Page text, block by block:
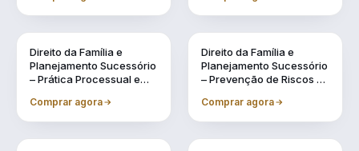
Direito da Família e
Planejamento Sucessório
– Prática Processual e
Sucessão, Inventários e
Testamentos
Comprar agora
Direito da Família e
Planejamento Sucessório
– Prevenção de Riscos na
Lavagem de Dinheiro
Comprar agora